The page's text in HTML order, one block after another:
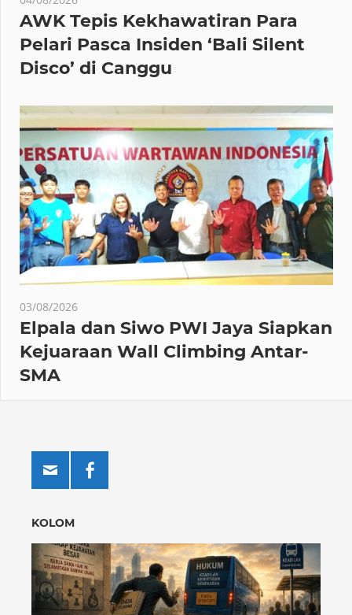
AWK Tepis Kekhawatiran Para
Pelari Pasca Insiden ‘Bali Silent
Disco’ di Canggu
03/08/2026
Elpala dan Siwo PWI Jaya Siapkan
Kejuaraan Wall Climbing Antar-
SMA
KOLOM